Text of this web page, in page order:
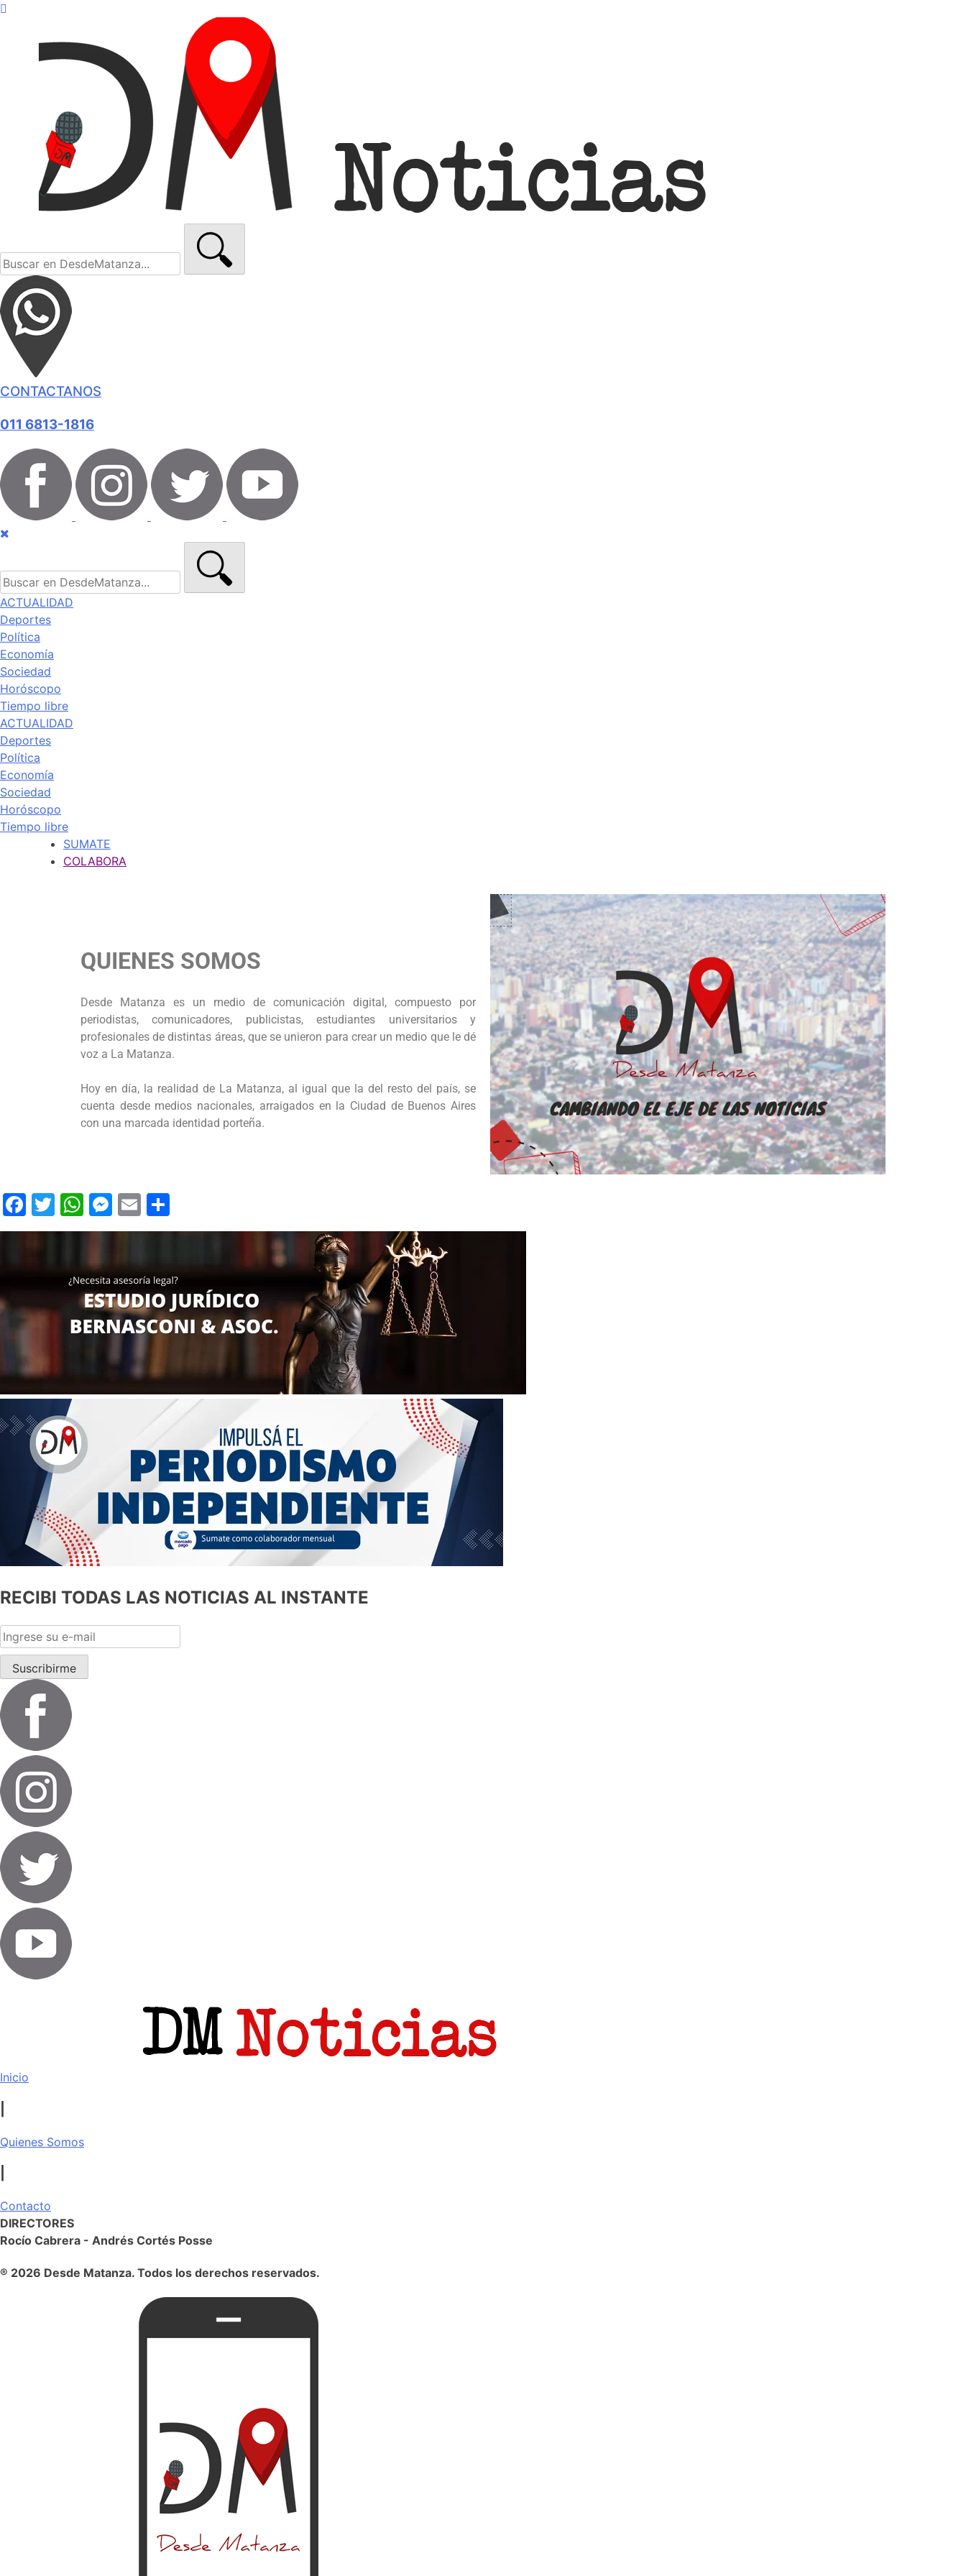
CONTACTANOS
011 6813-1816
ACTUALIDAD
Deportes
Política
Economía
Sociedad
Horóscopo
Tiempo libre
ACTUALIDAD
Deportes
Política
Economía
Sociedad
Horóscopo
Tiempo libre
SUMATE
COLABORA
QUIENES SOMOS
Desde Matanza es un medio de comunicación digital, compuesto por
periodistas, comunicadores, publicistas, estudiantes universitarios y
profesionales de distintas áreas, que se unieron para crear un medio que le dé
voz a La Matanza.
Hoy en día, la realidad de La Matanza, al igual que la del resto del país, se
cuenta desde medios nacionales, arraigados en la Ciudad de Buenos Aires
con una marcada identidad porteña.
Facebook
Twitter
WhatsApp
Messenger
Email
RECIBI TODAS LAS NOTICIAS AL INSTANTE
Inicio
Quienes Somos
Contacto
DIRECTORES
Rocío Cabrera - Andrés Cortés Posse
® 2026 Desde Matanza. Todos los derechos reservados.